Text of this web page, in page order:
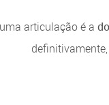
articulação é a